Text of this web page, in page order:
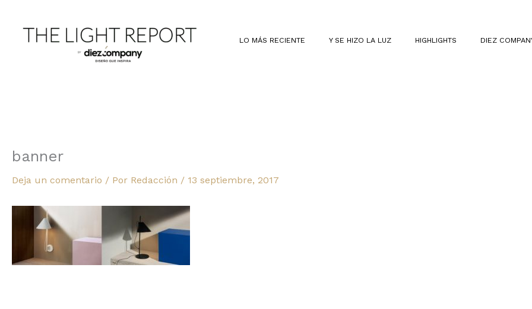
contenido
LO MÁS RECIENTE Y SE HIZO LA LUZ HIGHLIGHTS DIEZ
banner
Deja un comentario / Por Redacción / 13 septiembre, 2017